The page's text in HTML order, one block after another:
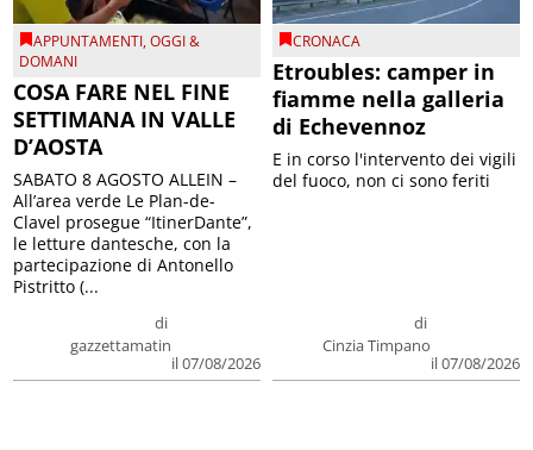
APPUNTAMENTI,OGGI &
DOMANI
COSA FARE NEL FINE
SETTIMANA IN VALLE
D’AOSTA
di
gazzettamatin
il 07/08/2026
SABATO 8 AGOSTO ALLEIN –
All’area verde Le Plan-de-
Clavel prosegue “ItinerDante”,
le letture dantesche, con la
partecipazione di Antonello
Pistritto (...
CRONACA
Etroubles: camper in
fiamme nella galleria
di Echevennoz
di
Cinzia Timpano
il 07/08/2026
E in corso l'intervento dei vigili
del fuoco, non ci sono feriti